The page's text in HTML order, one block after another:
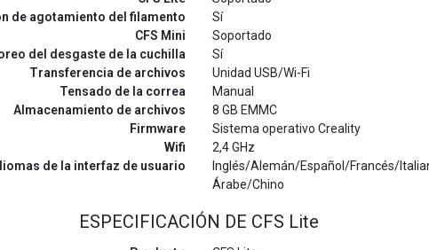
de agotamiento del filamento
Sí
CFS Mini
Soportado
del desgaste de la cuchilla
Sí
Transferencia de archivos
Unidad USB/Wi-Fi
Tensado de la correa
Manual
Almacenamiento de archivos
8 GB EMMC
Firmware
Sistema operativo Creality
Wifi
2,4 GHz
de la interfaz de usuario
Inglés/Alemán/Español/Francés/
Árabe/Chino
ESPECIFICACIÓN DE CFS Lite